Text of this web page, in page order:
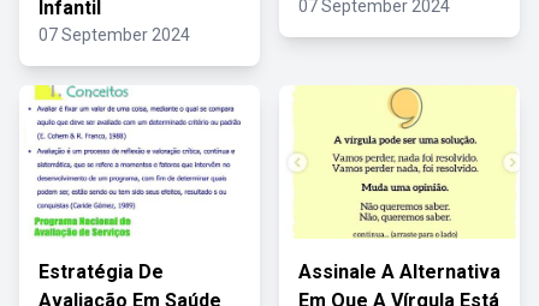
Infantil
07 September 2024
07 September 2024
Estratégia De
Avaliação Em Saúde
Assinale A Alternativa
Em Que A Vírgula Está